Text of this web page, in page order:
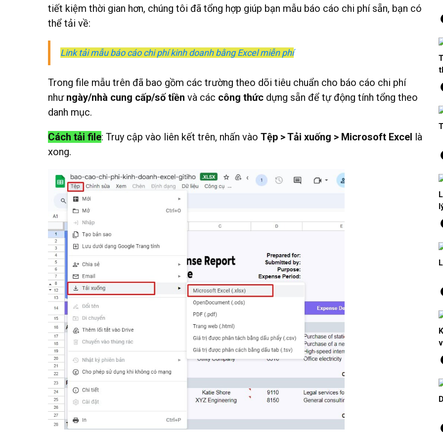
tiết kiệm thời gian hơn, chúng tôi đã tổng hợp giúp bạn mẫu báo cáo chi phí sẵn, bạn có
thể tải về:
Link tải mẫu báo cáo chi phí kinh doanh bằng Excel miễn phí
Trong file mẫu trên đã bao gồm các trường theo dõi tiêu chuẩn cho báo cáo chi phí
như ngày/nhà cung cấp/số tiền và các công thức dựng sẵn để tự động tính tổng theo
danh mục.
Cách tải file: Truy cập vào liên kết trên, nhấn vào Tệp > Tải xuống > Microsoft Excel là
xong.